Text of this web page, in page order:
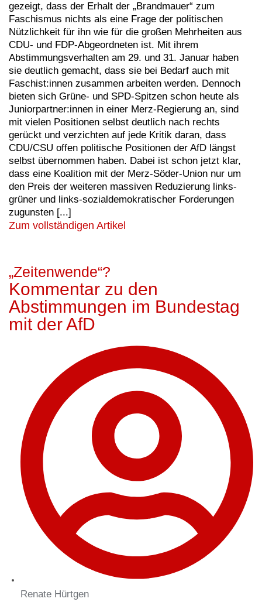
gezeigt, dass der Erhalt der „Brandmauer“ zum
Faschismus nichts als eine Frage der politischen
Nützlichkeit für ihn wie für die großen Mehrheiten aus
CDU- und FDP-Abgeordneten ist. Mit ihrem
Abstimmungsverhalten am 29. und 31. Januar haben
sie deutlich gemacht, dass sie bei Bedarf auch mit
Faschist:innen zusammen arbeiten werden. Dennoch
bieten sich Grüne- und SPD-Spitzen schon heute als
Juniorpartner:innen in einer Merz-Regierung an, sind
mit vielen Positionen selbst deutlich nach rechts
gerückt und verzichten auf jede Kritik daran, dass
CDU/CSU offen politische Positionen der AfD längst
selbst übernommen haben. Dabei ist schon jetzt klar,
dass eine Koalition mit der Merz-Söder-Union nur um
den Preis der weiteren massiven Reduzierung links-
grüner und links-sozialdemokratischer Forderungen
zugunsten [...]
Zum vollständigen Artikel
„Zeitenwende“?
Kommentar zu den
Abstimmungen im Bundestag
mit der AfD
Renate Hürtgen